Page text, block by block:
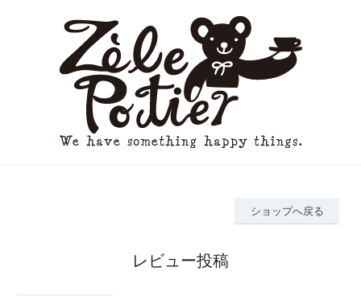
ショップへ戻る
レビュー投稿